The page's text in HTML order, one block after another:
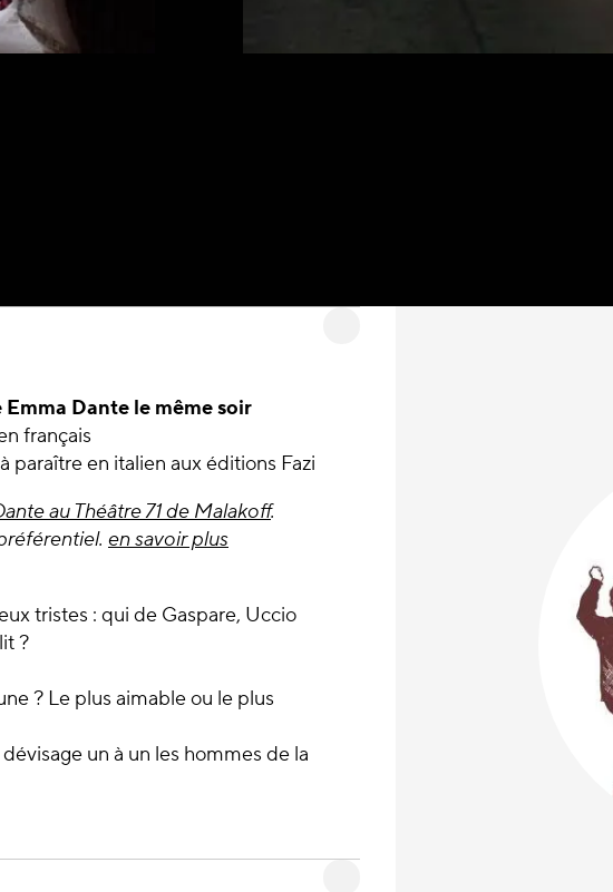
Dante le même soir
français
à paraître en italien aux éditions Fazi
au Théâtre 71 de Malakoff.
en savoir plus
tristes : qui de Gaspare, Uccio
?
? Le plus aimable ou le plus
un à un les hommes de la